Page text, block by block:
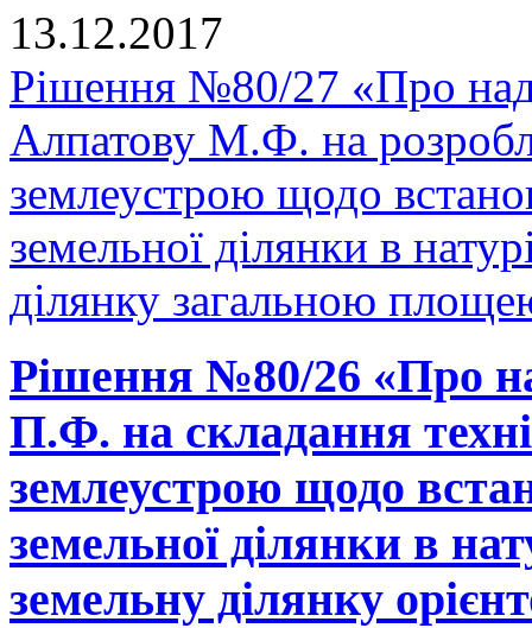
13.12.2017
Рішення №80/27 «Про
Алпатову М.Ф. на
землеустрою щодо
земельної ділянки в
ділянку загальною
Рішення №80/26 «Про
П.Ф. на складання
землеустрою щодо
земельної ділянки в
земельну ділянку